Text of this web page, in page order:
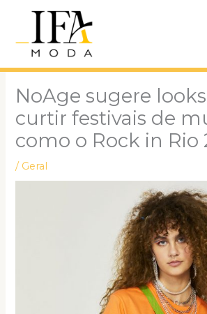
conteúdo
NoAge sugere
curtir festivais de
como o Rock in Rio
/ Geral